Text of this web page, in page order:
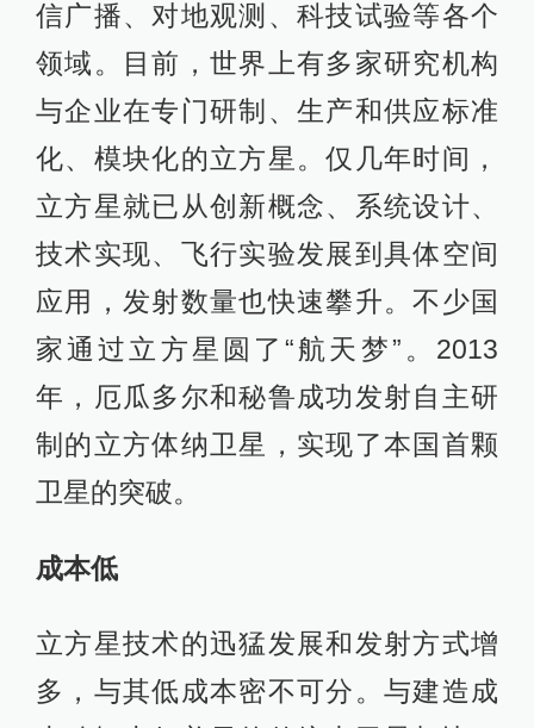
信广播、对地观测、科技试验等各个
领域。目前，世界上有多家研究机构
与企业在专门研制、生产和供应标准
化、模块化的立方星。仅几年时间，
立方星就已从创新概念、系统设计、
技术实现、飞行实验发展到具体空间
应用，发射数量也快速攀升。不少国
家通过立方星圆了“航天梦”。2013
年，厄瓜多尔和秘鲁成功发射自主研
制的立方体纳卫星，实现了本国首颗
卫星的突破。
成本低
立方星技术的迅猛发展和发射方式增
多，与其低成本密不可分。与建造成